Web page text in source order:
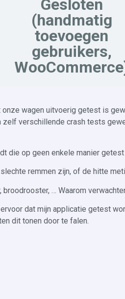
Gesloten
(handmatig
toevoegen
gebruikers,
wagen uitvoerig getest is
verschillende crash tests
die op geen enkele manier
remmen zijn, of de hitte
… Waarom
dat mijn applicatie getest
dit tonen door te falen.